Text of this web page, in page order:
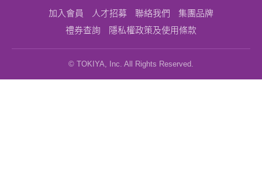
加入會員 人才招募 聯絡我們
集團品牌
禮券查詢
隱私權政策及使用條款
© TOKIYA, Inc. All Rights Reserved.